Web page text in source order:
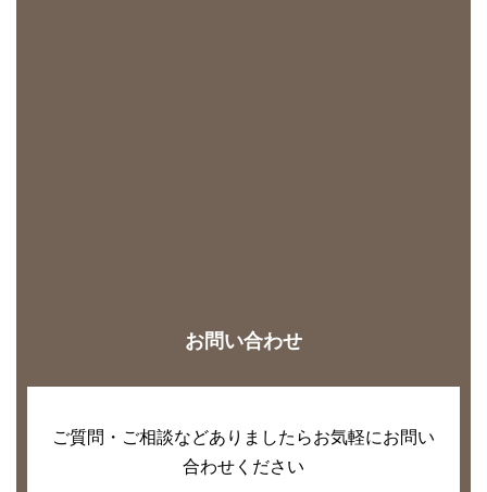
お問い合わせ
ご質問・ご相談などありましたらお気軽にお問い
合わせください